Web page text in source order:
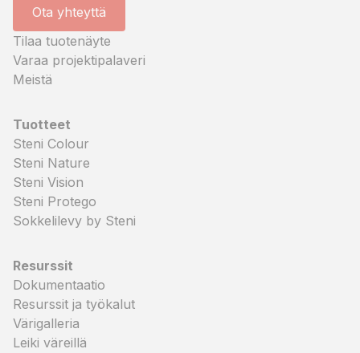
Ota yhteyttä
Tilaa tuotenäyte
Varaa projektipalaveri
Meistä
Tuotteet
Steni Colour
Steni Nature
Steni Vision
Steni Protego
Sokkelilevy by Steni
Resurssit
Dokumentaatio
Resurssit ja työkalut
Värigalleria
Leiki väreillä